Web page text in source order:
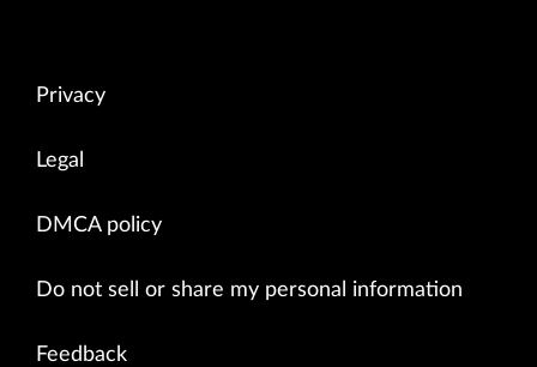
Privacy
Legal
DMCA policy
Do not sell or share my personal information
Feedback